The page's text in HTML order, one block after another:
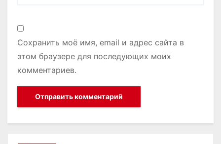
Сохранить моё имя, email и адрес сайта в
этом браузере для последующих моих
комментариев.